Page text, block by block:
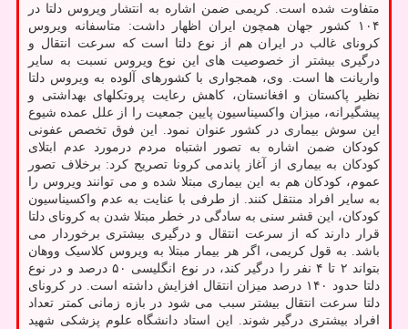
متفاوت شده است. کریمی ضمن اشاره به انتشار ویروس دلتا در
۱۰۴ کشور جهان همچون ایران اظهار داشت: متاسفانه ویروس
کرونای غالب در ایران هم از نوع دلتا است که سرعت انتقال و
درگیری بیشتر از خصوصیت های این نوع ویروس نسبت به سایر
واریانت ها است. وی، همجواری با کشورهای آلوده به ویروس دلتا
نظیر پاکستان و افغانستان، کاهش رعایت پروتکلهای بهداشتی و
پیشگیرانه، میزان واکسیناسیون پایین جمعیت را از علل عمده شیوع
این سوش بیماری در کشور عنوان نمود. این فوق تخصص عفونی
کودکان ضمن اشاره به تصور اشتباه مردم درمورد عدم ابتلای
کودکان به بیماری از آغاز پاندمی کرونا تصریح کرد: برخلاف تصور
عموم، کودکان هم به این بیماری مبتلا شده و می توانند ویروس را
به سایر افراد منتقل کنند. از طرفی با عنایت به عدم واکسیناسیون
کودکان، این قشر سنی به سادگی در خطر مبتلا شدن به کرونای دلتا
قرار دارند که از سرعت انتقال و درگیری بیشتری برخوردار می
باشد. به قول کریمی، اگر هر بیمار مبتلا به ویروس کلاسیک ووهان
بتواند ۲ تا ۴ نفر را درگیر کند، در نوع انگلیسی ۵۰ درصد و در نوع
دلتا حدود ۱۴۰ درصد میزان انتقال افزایش داشته است. در کرونای
دلتا سرعت انتقال بیشتر سبب می شود در بازه زمانی کمتر تعداد
افراد بیشتری درگیر شوند. این استاد دانشگاه علوم پزشکی شهید